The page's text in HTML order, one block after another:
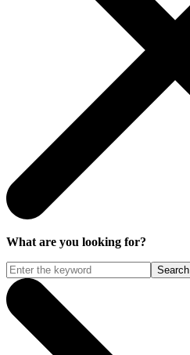
What are you looking for?
Search